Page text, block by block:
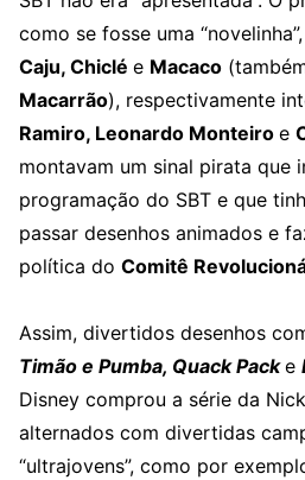
como se fosse uma
Caju, Chiclé e Macaco
Macarrão), respectivamente
Ramiro, Leonardo Monteiro e
montavam um sinal pirata que
programação do SBT e que
passar desenhos animados e
política do Comitê
Assim, divertidos desenhos
Timão e Pumba, Quack Packe
Disney comprou a série da
alternados com divertidas
“ultrajovens”, como por